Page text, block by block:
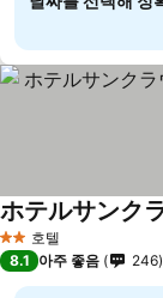
2 성급호텔
8.1 아주 좋음 246